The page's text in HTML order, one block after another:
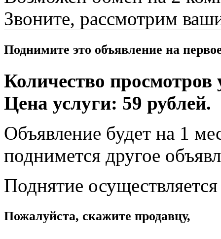
Звоните, рассмотрим
Поднимите это объявление на
Количество просмотров
Цена услуги: 59 рублей.
Объявление будет на 1
поднимется другое
Поднятие
Пожалуйста, скажите продавцу,